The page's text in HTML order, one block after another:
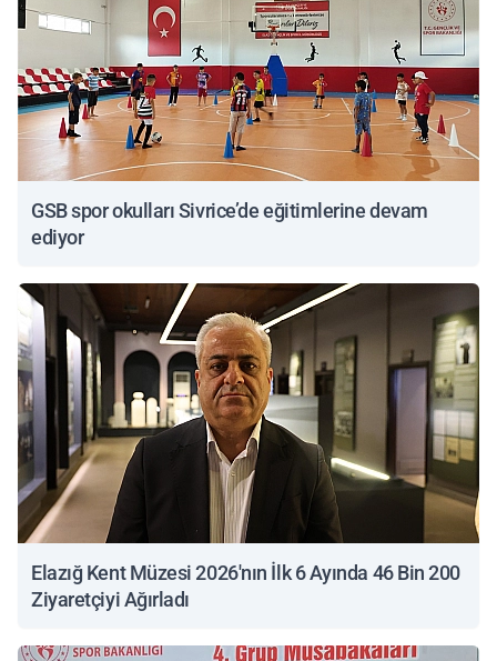
GSB spor okulları Sivrice’de eğitimlerine devam
ediyor
Elazığ Kent Müzesi 2026'nın İlk 6 Ayında 46 Bin 200
Ziyaretçiyi Ağırladı